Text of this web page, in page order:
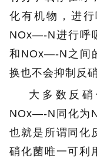
化有机物，进
NOx―-N进行呼
和NOx―-N之间
换也不会抑制反
大多数反
NOx―-N同化为
也就是所谓同化
硝化菌唯一可利